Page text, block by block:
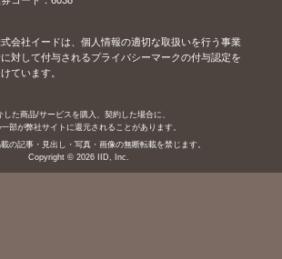
会社イードは、個人情報の適切な取扱いを行う事業
対して付与されるプライバシーマークの付与認定を
ています。
した商品/サービスを購入、契約した場合に、
部が弊社サイトに還元されることがあります。
の記事・見出し・写真・画像の無断転載を禁じます。
Copyright © 2026 IID, Inc.